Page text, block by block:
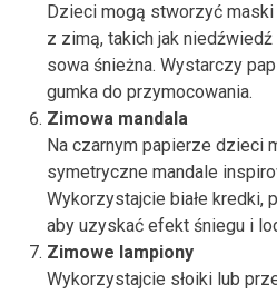
Dzieci mogą stworzyć
z zimą, takich jak
sowa śnieżna. Wystarczy
gumka do przymocowania.
Zimowa mandala
Na czarnym papierze dzieci
symetryczne mandale
Wykorzystajcie białe kredki,
aby uzyskać efekt śniegu i
Zimowe lampiony
Wykorzystajcie słoiki lub